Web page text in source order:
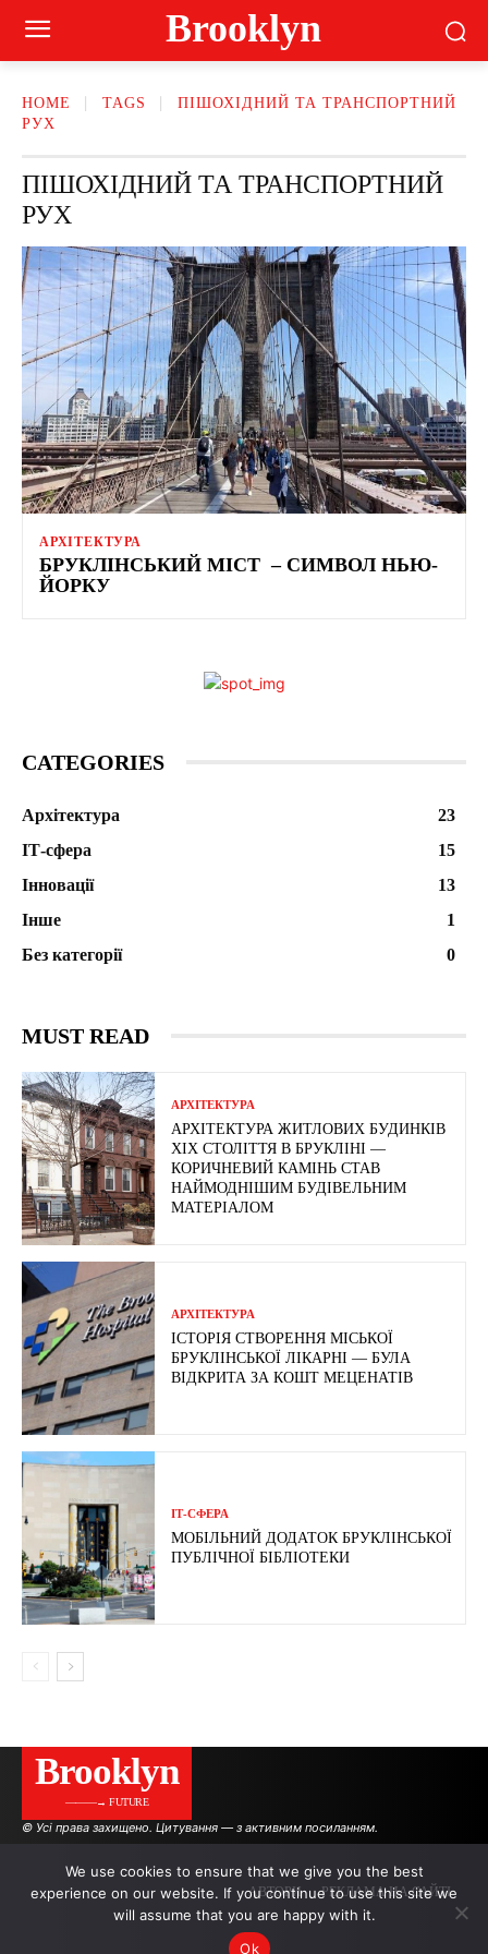
Brooklyn
HOME TAGS
ПІШОХІДНИЙ ТА ТРАНСПОРТНИЙ
РУХ
ПІШОХІДНИЙ ТА ТРАНСПОРТНИЙ
РУХ
АРХІТЕКТУРА
БРУКЛІНСЬКИЙ МІСТ – СИМВОЛ НЬЮ-
ЙОРКУ
CATEGORIES
Архітектура
23
ІТ-сфера
15
Інновації
13
Інше
1
Без категорії
0
MUST READ
АРХІТЕКТУРА
АРХІТЕКТУРА ЖИТЛОВИХ БУДИНКІВ
ХІХ СТОЛІТТЯ В БРУКЛІНІ —
КОРИЧНЕВИЙ КАМІНЬ СТАВ
НАЙМОДНІШИМ БУДІВЕЛЬНИМ
МАТЕРІАЛОМ
АРХІТЕКТУРА
ІСТОРІЯ СТВОРЕННЯ МІСЬКОЇ
БРУКЛІНСЬКОЇ ЛІКАРНІ — БУЛА
ВІДКРИТА ЗА КОШТ МЕЦЕНАТІВ
ІТ-СФЕРА
МОБІЛЬНИЙ ДОДАТОК БРУКЛІНСЬКОЇ
ПУБЛІЧНОЇ БІБЛІОТЕКИ
Brooklyn
———→ FUTURE
© Усі права захищено. Цитування — з активним посиланням.
АВТОРИ РЕКЛАМА НА САЙТІ
We use cookies to ensure that we give you the best
experience on our website. If you continue to use this site we
will assume that you are happy with it.
Ok